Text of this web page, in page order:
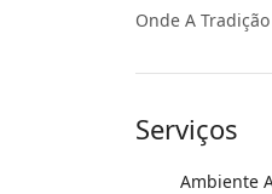
Onde A
Serviços
Ambiente